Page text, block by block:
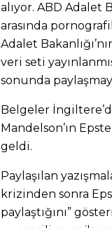
alıyor. ABD Adalet
arasında
Adalet
veri seti
sonunda
Belgeler
Mandelson’ın
geldi.
Paylaşılan
krizinden sonra
paylaştığını”